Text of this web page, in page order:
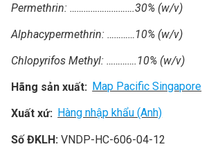
Permethrin: ……………………….30% (w/v)
Alphacypermethrin: …………10% (w/v)
Chlopyrifos Methyl: ………….10% (w/v)
Hãng sản xuất: Map Pacific Singapore
Xuất xứ: Hàng nhập khẩu (Anh)
Số ĐKLH: VNDP-HC-606-04-12